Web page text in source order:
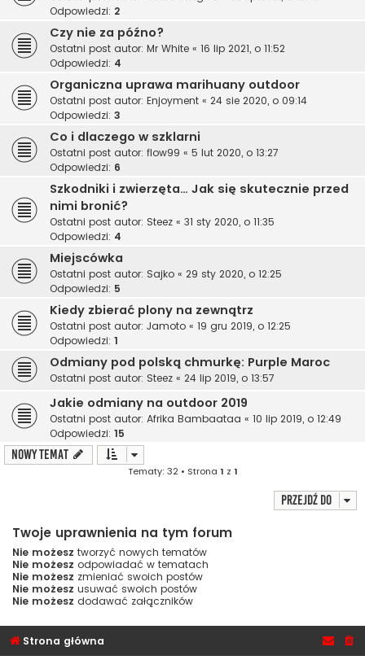
Odpowiedzi: 2
Czy nie za późno?
Ostatni post autor: Mr White « 16 lip 2021, o 11:52
Odpowiedzi: 4
Organiczna uprawa marihuany outdoor
Ostatni post autor: Enjoyment « 24 sie 2020, o 09:14
Odpowiedzi: 3
Co i dlaczego w szklarni
Ostatni post autor: flow99 « 5 lut 2020, o 13:27
Odpowiedzi: 6
Szkodniki i zwierzęta… Jak się skutecznie przed
nimi bronić?
Ostatni post autor: Steez « 31 sty 2020, o 11:35
Odpowiedzi: 4
Miejscówka
Ostatni post autor: Sajko « 29 sty 2020, o 12:25
Odpowiedzi: 5
Kiedy zbierać plony na zewnątrz
Ostatni post autor: Jamoto « 19 gru 2019, o 12:25
Odpowiedzi: 1
Odmiany pod polską chmurkę: Purple Maroc
Ostatni post autor: Steez « 24 lip 2019, o 13:57
Jakie odmiany na outdoor 2019
Ostatni post autor: Afrika Bambaataa « 10 lip 2019, o 12:49
Odpowiedzi: 15
NOWY TEMAT
Tematy: 32 • Strona 1 z 1
Przejdź do
Twoje uprawnienia na tym forum
Nie możesz tworzyć nowych tematów
Nie możesz odpowiadać w tematach
Nie możesz zmieniać swoich postów
Nie możesz usuwać swoich postów
Nie możesz dodawać załączników
Strona główna